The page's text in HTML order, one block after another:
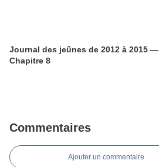
Journal des jeûnes de 2012 à 2015 —
Chapitre 8
Commentaires
Ajouter un commentaire